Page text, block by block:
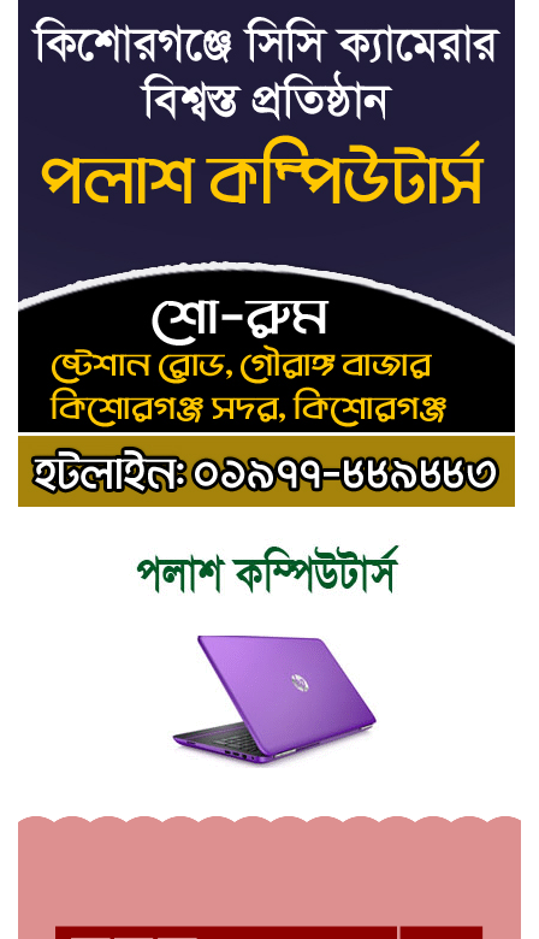
৮
৪ মন্ত্রণালয়ে নতুন সচিব নিয়োগ,
২ জনের পদোন্নতি
৯
শেখ হাসিনার সঙ্গে পালানোর
ফ্লাইট কীভাবে মিস করেছিলেন
সালমান এফ রহমান
ভাত রান্নার সময় নরম হয়ে গেলে
কী করবেন